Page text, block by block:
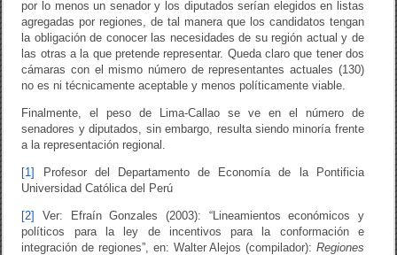
por lo menos un senador y los diputados serían elegidos en listas
agregadas por regiones, de tal manera que los candidatos tengan
la obligación de conocer las necesidades de su región actual y de
las otras a la que pretende representar. Queda claro que tener dos
cámaras con el mismo número de representantes actuales (130)
no es ni técnicamente aceptable y menos políticamente viable.
Finalmente, el peso de Lima-Callao se ve en el número de
senadores y diputados, sin embargo, resulta siendo minoría frente
a la representación regional.
[1]
Profesor del Departamento de Economía de la Pontificia
Universidad Católica del Perú
[2]
Ver: Efraín Gonzales (2003): “Lineamientos económicos y
políticos para la ley de incentivos para la conformación e
integración de regiones”, en: Walter Alejos (compilador): Regiones